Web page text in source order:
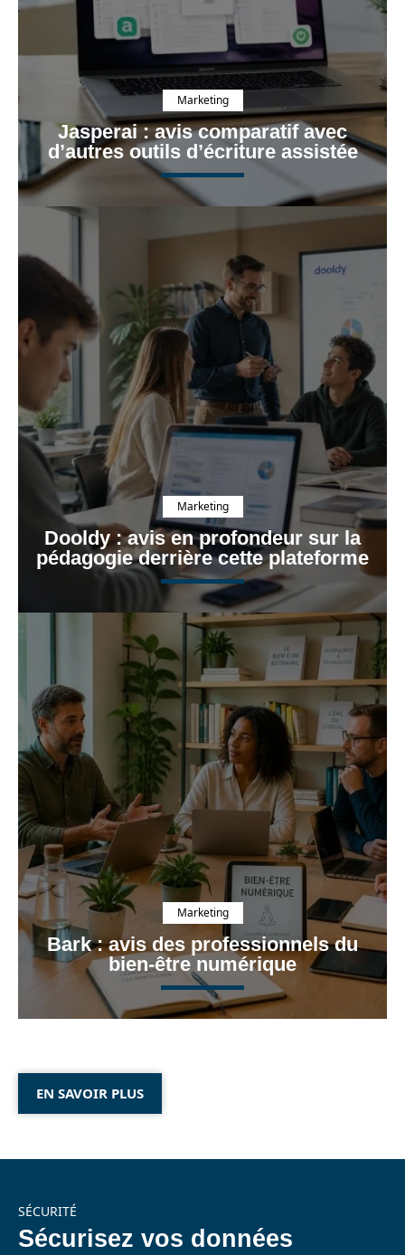
Marketing
Jasperai : avis comparatif avec
d’autres outils d’écriture assistée
Marketing
Dooldy : avis en profondeur sur la
pédagogie derrière cette plateforme
Marketing
Bark : avis des professionnels du
bien-être numérique
EN SAVOIR PLUS
SÉCURITÉ
Sécurisez vos données